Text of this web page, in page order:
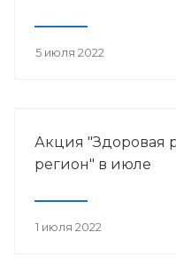
5 июля 2022
Акция "Здоровая
регион" в июле
1 июля 2022